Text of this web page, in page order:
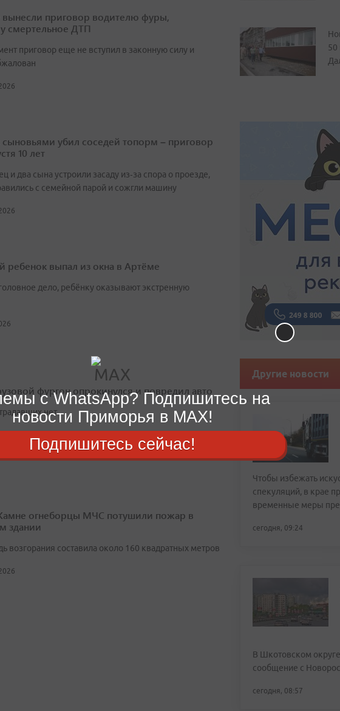
приговор водителю фуры,
смертельное ДТП
приговор еще не вступил в законную силу и
убил соседей топорм – приговор
10 лет
и два сына устроили засаду из‑за спора о проезде,
с семейной парой и сожгли машину
ребенок выпал из окна в Артёме
дело, ребёнку оказывают экстренную
фургон опрокинулся и повредил авто
нет
огнеборцы МЧС потушили пожар в
здании
возгорания составила около 160 квадратных метров
50
Другие новости
Чтобы избежать
спекуляций, в крае
временные меры
сегодня, 09:24
В Шкотовском
сообщение с
сегодня, 08:57
с WhatsApp? Подпишитесь на
новости Приморья в MAX!
Подпишитесь сейчас!